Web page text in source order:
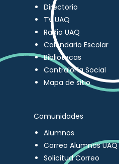
Directorio
TV UAQ
Radio UAQ
Calendario Escolar
Bibliotecas
Contraloría Social
Mapa de sitio
Comunidades
Alumnos
Correo Alumnos UAQ
Solicitud Correo